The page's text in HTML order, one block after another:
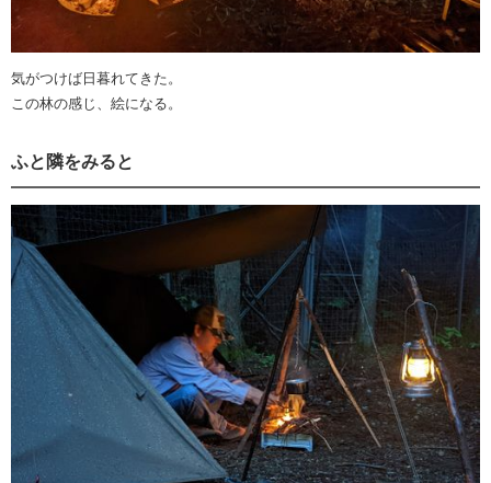
気がつけば日暮れてきた。
この林の感じ、絵になる。
ふと隣をみると